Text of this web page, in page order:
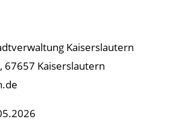
Kaiserslautern
67657 Kaiserslautern